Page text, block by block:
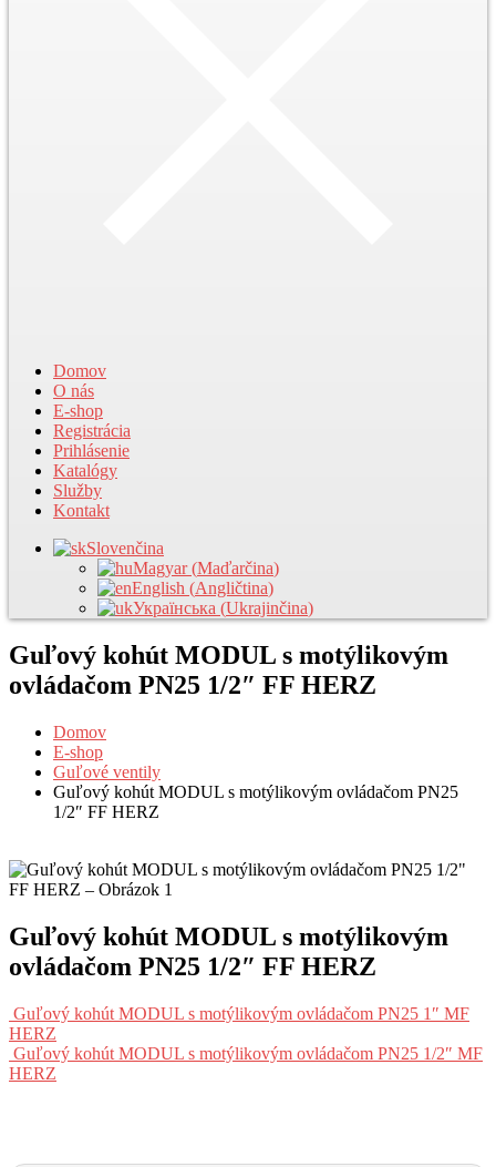
Domov
O nás
E-shop
Registrácia
Prihlásenie
Katalógy
Služby
Kontakt
Slovenčina
Magyar (Maďarčina)
English (Angličtina)
Українська (Ukrajinčina)
Guľový kohút MODUL s motýlikovým
ovládačom PN25 1/2″ FF HERZ
Domov
E-shop
Guľové ventily
Guľový kohút MODUL s motýlikovým ovládačom PN25
1/2″ FF HERZ
Guľový kohút MODUL s motýlikovým
ovládačom PN25 1/2″ FF HERZ
Guľový kohút MODUL s motýlikovým ovládačom PN25 1″ MF
HERZ
Guľový kohút MODUL s motýlikovým ovládačom PN25 1/2″ MF
HERZ